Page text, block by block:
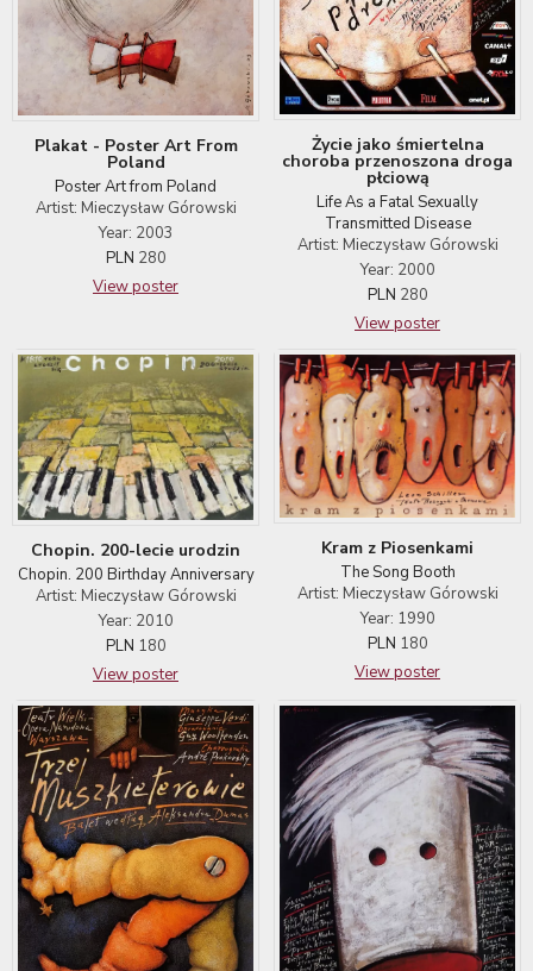
Plakat - Poster Art From
Poland
Poster Art from Poland
Artist: Mieczysław Górowski
Year: 2003
PLN 280
View poster
Życie jako śmiertelna
choroba przenoszona droga
płciową
Life As a Fatal Sexually
Transmitted Disease
Artist: Mieczysław Górowski
Year: 2000
PLN 280
View poster
Chopin. 200-lecie urodzin
Chopin. 200 Birthday Anniversary
Artist: Mieczysław Górowski
Year: 2010
PLN 180
View poster
Kram z Piosenkami
The Song Booth
Artist: Mieczysław Górowski
Year: 1990
PLN 180
View poster